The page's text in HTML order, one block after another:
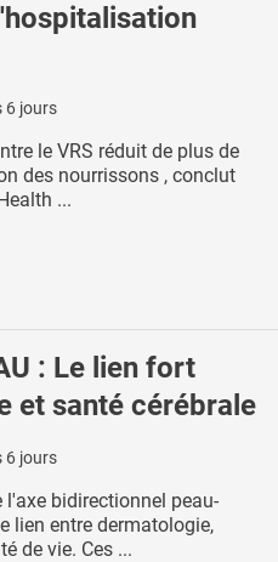
6 jours
le VRS réduit de plus de
des nourrissons , conclut
...
: Le lien fort
et santé cérébrale
6 jours
l'axe bidirectionnel peau-
lien entre dermatologie,
de vie. Ces ...